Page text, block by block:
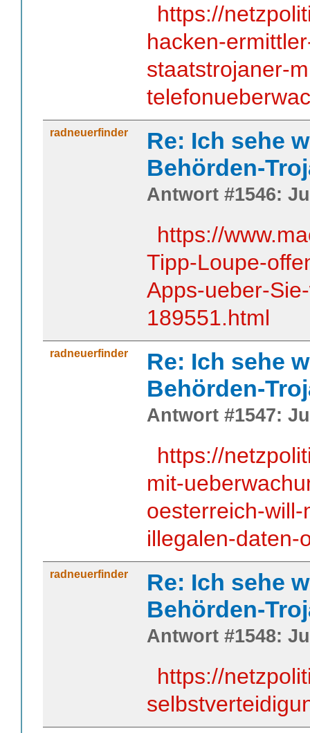
https://
hacken-
staatstrojaner-
radneuerfinder
Re: Ich sehe
Behörden-
Antwort #1546:
https://
Tipp-Loupe-
Apps-ueber-
189551.html
radneuerfinder
Re: Ich sehe
Behörden-
Antwort #1547:
https://
mit-
oesterreich-
illegalen-daten-
radneuerfinder
Re: Ich sehe
Behörden-
Antwort #1548:
https://